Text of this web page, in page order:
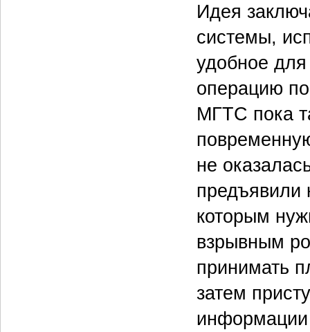
Идея
системы,
удобное
операцию
МГТС пока
не
предъявили
которым
взрывным
принимать
затем
информации